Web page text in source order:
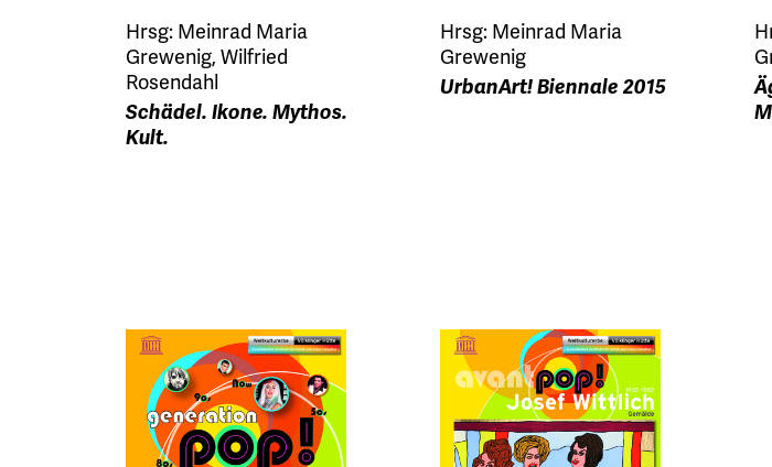
Hrsg: Meinrad Maria
Grewenig, Wilfried
Rosendahl
Schädel. Ikone. Mythos.
Kult.
Hrsg: Meinrad Maria
Grewenig
UrbanArt! Biennale 2015